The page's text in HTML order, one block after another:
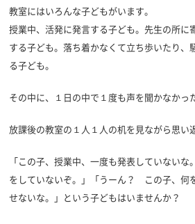
教室にはいろんな子どもがいます。
授業中、活発に発言する子ども。先生の所に
する子ども。落ち着かなくて立ち歩いたり、
る子ども。
その中に、１日の中で１度も声を聞かなかっ
放課後の教室の１人１人の机を見ながら思い
「この子、授業中、一度も発表していない
をしていないぞ。」「うーん？ この子、何
せないな。」という子どもはいませんか？